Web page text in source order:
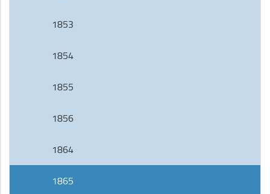
1853
1854
1855
1856
1864
1865